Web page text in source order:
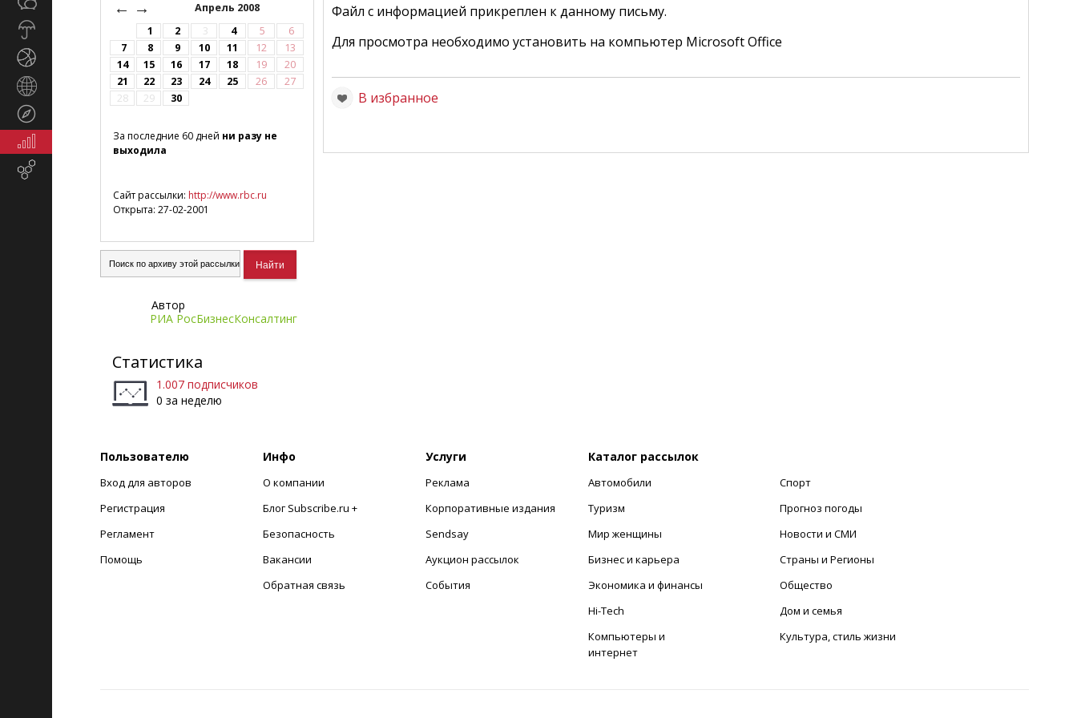
Экономика
← Апрель 2008
→
1 2 3 4 5
6
7
8 9 10 11 12
13
14
15 16 17 18 19
20
21
22 23 24 25 26
27
28
29 30
За последние 60 дней ни разу не
выходила
Сайт рассылки: http://www.rbc.ru
Открыта: 27-02-2001
Автор
РИА РосБизнесКонсалтинг
Статистика
1.007 подписчиков
0 за неделю
Файл с информацией прикреплен к данному письму.
Для просмотра необходимо установить на компьютер Microsoft Office
В избранное
Пользователю
Вход для авторов
Регистрация
Регламент
Помощь
Инфо
О компании
Блог Subscribe.ru +
Безопасность
Вакансии
Обратная связь
Услуги
Реклама
Корпоративные издания
Sendsay
Аукцион рассылок
События
Каталог рассылок
Автомобили
Туризм
Мир женщины
Бизнес и карьера
Экономика и финансы
Hi-Tech
Компьютеры и
интернет
Спорт
Прогноз погоды
Новости и СМИ
Страны и Регионы
Общество
Дом и семья
Культура, стиль жизни